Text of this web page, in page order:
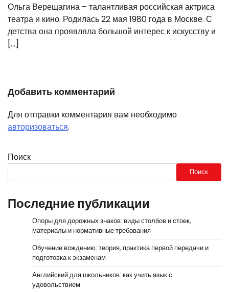
Ольга Верещагина – талантливая российская актриса
театра и кино. Родилась 22 мая 1980 года в Москве. С
детства она проявляла большой интерес к искусству и
[…]
Добавить комментарий
Для отправки комментария вам необходимо
авторизоваться.
Поиск
Поиск
Последние публикации
Опоры для дорожных знаков: виды столбов и стоек,
материалы и нормативные требования
Обучение вождению: теория, практика первой передачи и
подготовка к экзаменам
Английский для школьников: как учить язык с
удовольствием